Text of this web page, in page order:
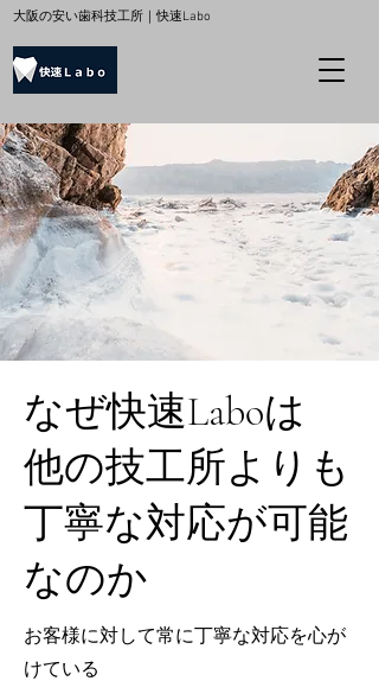
大阪の安い歯科技工所｜快速Labo
なぜ快速Laboは
他の技工所よりも
丁寧な対応が可能
なのか
お客様に対して常に丁寧な対応を心が
けている